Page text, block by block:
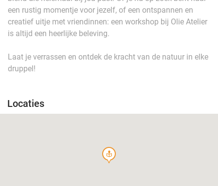
een rustig momentje voor jezelf, of een ontspannen en
creatief uitje met vriendinnen: een workshop bij Olie Atelier
is altijd een heerlijke beleving.
Laat je verrassen en ontdek de kracht van de natuur in elke
druppel!
Locaties
course